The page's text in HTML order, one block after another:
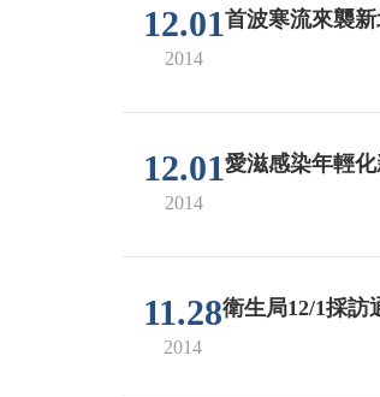
12.01
2014
首波寒流來襲
12.01
2014
愛滋感染年輕
11.28
2014
衛生局12/1採訪